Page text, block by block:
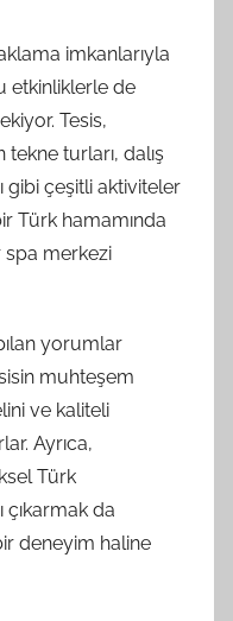
imkanlarıyla
etkinliklerle de
Tesis,
turları, dalış
gibi çeşitli aktiviteler
Türk hamamında
spa merkezi
yorumlar
muhteşem
ve kaliteli
Ayrıca,
Türk
çıkarmak da
deneyim haline